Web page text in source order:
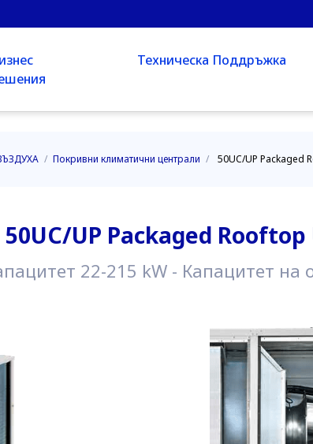
Техническа Поддръжка
/ Покривни климатични централи / 50UC/UP Packaged
50UC/UP Packaged
22-215 kW - Капацитет на